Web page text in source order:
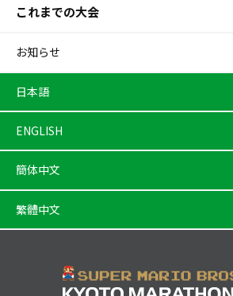
これまでの大会
お知らせ
日本語
ENGLISH
簡体中文
繁體中文